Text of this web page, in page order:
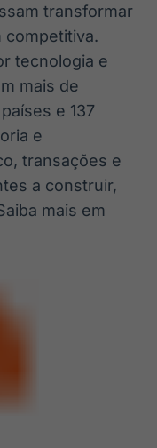
transformar
competitiva.
tecnologia e
mais de
e 137
e
transações e
a construir,
mais em